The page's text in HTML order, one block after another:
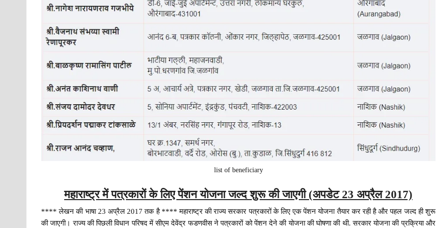
list of beneficiary
महाराष्ट्र में पत्रकारों के लिए पेंशन योजना जल्द शुरू की जाएगी (अपडेट 23 अप्रैल 2017)
**** लेखन की भाषा 23 अप्रैल 2017 तक है **** महाराष्ट्र की राज्य सरकार पत्रकारों के लिए एक पेंशन योजना तैयार कर रही है और पहल जल्द ही शुरू
की जाएगी। राज्य की पिछली विधान परिषद में सीएम देवेंद्र फडणवीस ने पत्रकारों को पेंशन देने की योजना की घोषणा की थी. सरकार योजना की प्रक्रिया और